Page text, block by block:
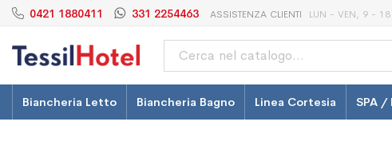
0421 1880411 331 2254463 ASSISTENZA CLIENTI LUN - VEN, 9 - 18
Cerca
Biancheria Letto Biancheria Bagno Linea Cortesia SPA /